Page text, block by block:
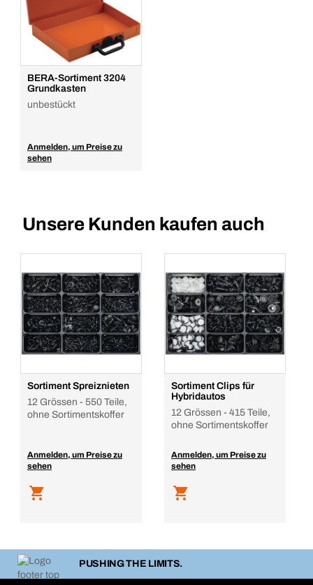
BERA-Sortiment 3204
Grundkasten
unbestückt
Anmelden, um Preise zu
sehen
Unsere Kunden kaufen auch
Sortiment Spreiznieten
12 Grössen - 550 Teile,
ohne Sortimentskoffer
Anmelden, um Preise zu
sehen
Sortiment Clips für
Hybridautos
12 Grössen - 415 Teile,
ohne Sortimentskoffer
Anmelden, um Preise zu
sehen
PUSHING THE LIMITS.